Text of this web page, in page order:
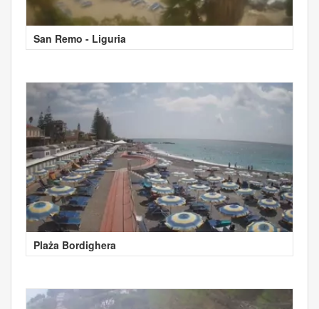
San Remo - Liguria
Plaża Bordighera